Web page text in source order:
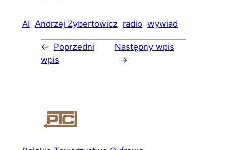
AI Andrzej Zybertowicz radio wywiad
←
Poprzedni
wpis
Następny wpis
→